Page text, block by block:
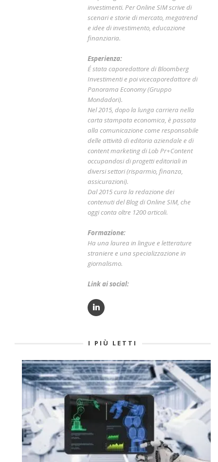
investimenti. Per Online SIM scrive di
scenari e storie di mercato, megatrend
e idee di investimento, educazione
finanziaria.
Esperienza:
É stata caporedattore di Bloomberg
Investimenti e poi vicecaporedattore di
Panorama Economy (Gruppo
Mondadori).
Nel 2015, dopo la lunga carriera nella
carta stampata economica, è passata
alla comunicazione come responsabile
delle attività di editoria aziendale e di
content marketing di Lob Pr+Content
occupandosi di progetti editoriali in
diversi settori (risparmio, finanza,
assicurazioni).
Dal 2015 cura la redazione dei
contenuti del Blog di Online SIM, che
oggi conta oltre 1200 articoli.
Formazione:
Ha una laurea in lingue e letterature
straniere e una specializzazione in
giornalismo.
Link ai social:
I PIÙ LETTI